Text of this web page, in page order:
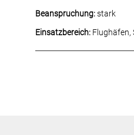
Beanspruchung:stark
Einsatzbereich: Flughäfen,